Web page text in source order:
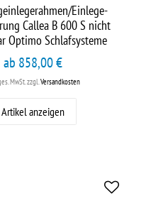
Einlege-
Callea B 600 S nicht
Optimo Schlafsysteme
ab 858,00 €
MwSt. zzgl.Versandkosten
Artikel anzeigen